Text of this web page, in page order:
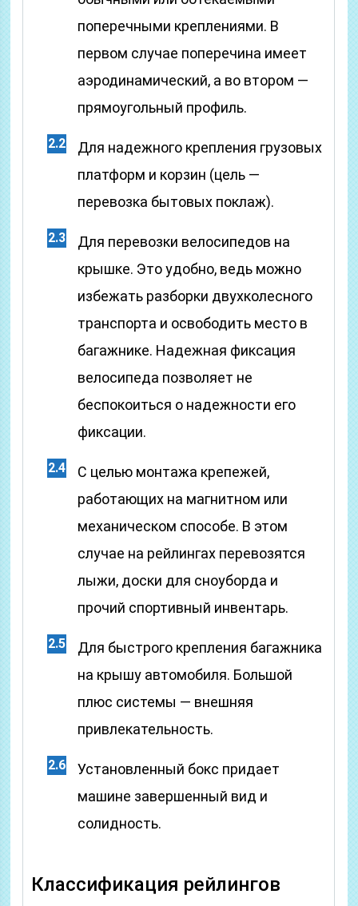
поперечными креплениями. В
первом случае поперечина имеет
аэродинамический, а во втором —
прямоугольный профиль.
Для надежного крепления грузовых
платформ и корзин (цель —
перевозка бытовых поклаж).
Для перевозки велосипедов на
крышке. Это удобно, ведь можно
избежать разборки двухколесного
транспорта и освободить место в
багажнике. Надежная фиксация
велосипеда позволяет не
беспокоиться о надежности его
фиксации.
С целью монтажа крепежей,
работающих на магнитном или
механическом способе. В этом
случае на рейлингах перевозятся
лыжи, доски для сноуборда и
прочий спортивный инвентарь.
Для быстрого крепления багажника
на крышу автомобиля. Большой
плюс системы — внешняя
привлекательность.
Установленный бокс придает
машине завершенный вид и
солидность.
Классификация рейлингов